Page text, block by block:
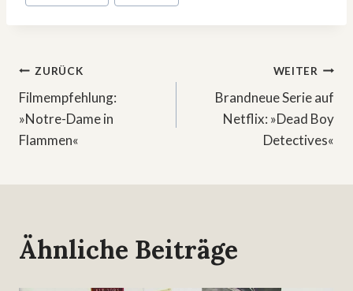
Beitragsnavigation
ZURÜCK
Filmempfehlung:
»Notre-Dame in
Flammen«
WEITER
Brandneue Serie auf
Netflix: »Dead Boy
Detectives«
Ähnliche Beiträge